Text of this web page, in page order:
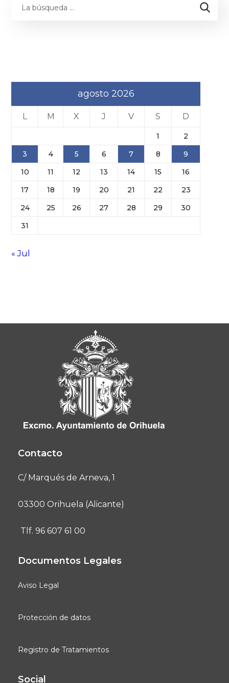
agosto 2026
L M X J V S D
1
2
3
4 5 6 7 8
9
10
11 12 13 14 15
16
17
18 19 20 21 22
23
24
25 26 27 28 29
30
31
« Jul
Contacto
C/ Marqués de Arneva, 1
03300 Orihuela (Alicante)
Tlf. 96 607 61 00
Documentos Legales
Aviso Legal
Protección de datos
Registro de Tratamientos
Social